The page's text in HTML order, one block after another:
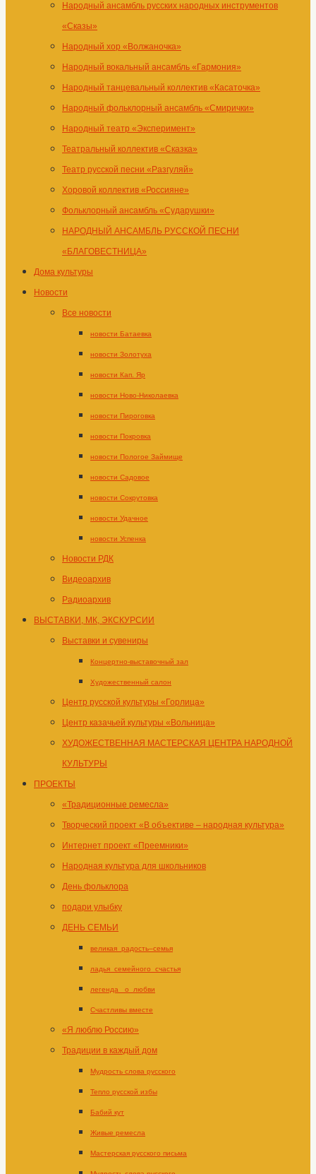
Народный ансамбль русских народных инструментов
«Сказы»
Народный хор «Волжаночка»
Народный вокальный ансамбль «Гармония»
Народный танцевальный коллектив «Касаточка»
Народный фольклорный ансамбль «Смирички»
Народный театр «Эксперимент»
Театральный коллектив «Сказка»
Театр русской песни «Разгуляй»
Хоровой коллектив «Россияне»
Фольклорный ансамбль «Сударушки»
НАРОДНЫЙ АНСАМБЛЬ РУССКОЙ ПЕСНИ
«БЛАГОВЕСТНИЦА»
Дома культуры
Новости
Все новости
новости Батаевка
новости Золотуха
новости Кап. Яр
новости Ново-Николаевка
новости Пироговка
новости Покровка
новости Пологое Займище
новости Садовое
новости Сокрутовка
новости Удачное
новости Успенка
Новости РДК
Видеоархив
Радиоархив
ВЫСТАВКИ, МК, ЭКСКУРСИИ
Выставки и сувениры
Концертно-выставочный зал
Художественный салон
Центр русской культуры «Горлица»
Центр казачьей культуры «Вольница»
ХУДОЖЕСТВЕННАЯ МАСТЕРСКАЯ ЦЕНТРА НАРОДНОЙ
КУЛЬТУРЫ
ПРОЕКТЫ
«Традиционные ремесла»
Творческий проект «В объективе – народная культура»
Интернет проект «Преемники»
Народная культура для школьников
День фольклора
подари улыбку
ДЕНЬ СЕМЬИ
великая_радость–семья
ладья_семейного_счастья
легенда _о_любви
Счастливы вместе
«Я люблю Россию»
Традиции в каждый дом
Мудрость слова русского
Тепло русской избы
Бабий кут
Живые ремесла
Мастерская русского письма